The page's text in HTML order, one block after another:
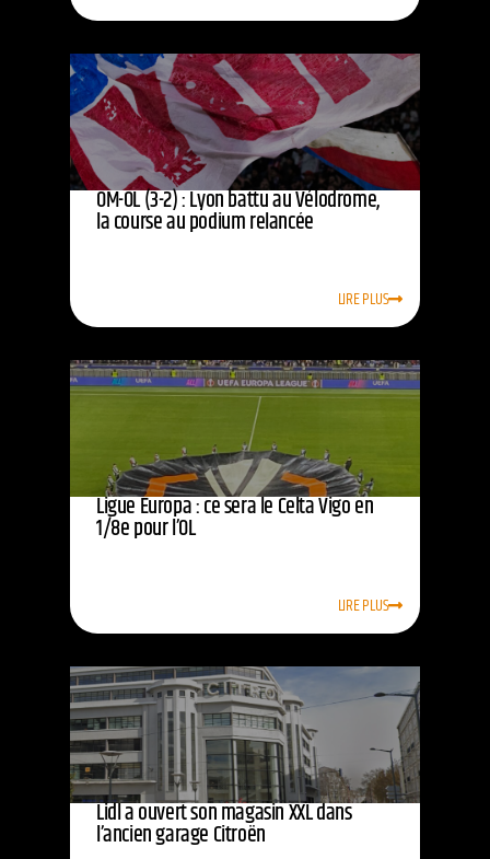
OM-OL (3-2) : Lyon battu au Vélodrome,
la course au podium relancée
LIRE PLUS
Ligue Europa : ce sera le Celta Vigo en
1/8e pour l’OL
LIRE PLUS
Lidl a ouvert son magasin XXL dans
l’ancien garage Citroën